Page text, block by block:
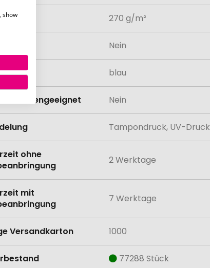
270 g/m²
Nein
blau
Nein
Tampondruck, UV-Druck
ohne
2 Werktage
mit
7 Werktage
Versandkarton 1000
77288 Stück
show